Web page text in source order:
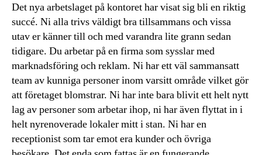
Det nya arbetslaget på kontoret har visat sig bli en riktig
succé. Ni alla trivs väldigt bra tillsammans och vissa
utav er känner till och med varandra lite grann sedan
tidigare. Du arbetar på en firma som sysslar med
marknadsföring och reklam. Ni har ett väl sammansatt
team av kunniga personer inom varsitt område vilket gör
att företaget blomstrar. Ni har inte bara blivit ett helt nytt
lag av personer som arbetar ihop, ni har även flyttat in i
helt nyrenoverade lokaler mitt i stan. Ni har en
receptionist som tar emot era kunder och övriga